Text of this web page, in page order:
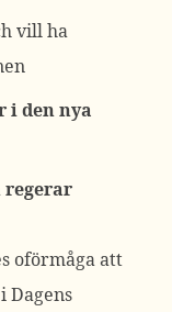
vill ha
i den nya
regerar
oförmåga att
Dagens